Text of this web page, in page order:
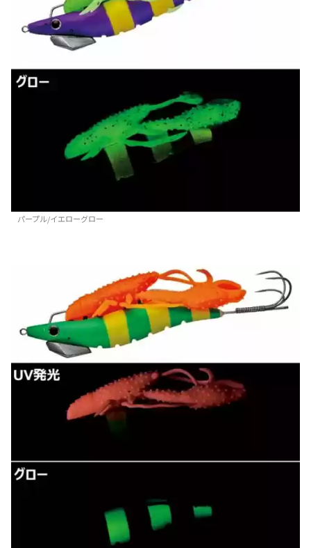
パープル/イエローグロー